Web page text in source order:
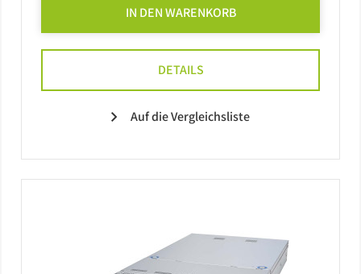
IN DEN WARENKORB
DETAILS
Auf die Vergleichsliste